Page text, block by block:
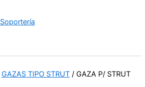
GAZAS TIPO STRUT / GAZA P/ STRUT